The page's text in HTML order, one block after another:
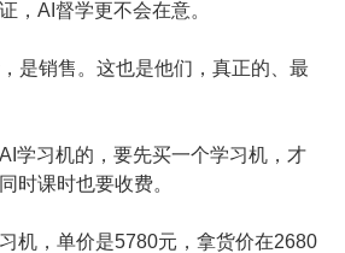
，AI督学更不会在意。
是销售。这也是他们，真正的、最
学习机的，要先买一个学习机，才
时课时也要收费。
机，单价是5780元，拿货价在2680